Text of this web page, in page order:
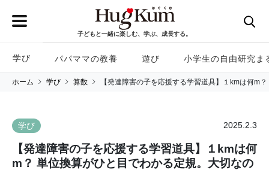
子どもと一緒に楽しむ、学ぶ、成長する。
学び パパママの教養 遊び 小学生の自由研究ま
ホーム 学び 算数 【発達障害の子を応援する学習道具】１kmは何m
学び 2025.2.3
【発達障害の子を応援する学習道具】１kmは何
m？ 単位換算がひと目でわかる定規。大切なの